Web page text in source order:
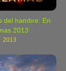
del hambre: En
2013
2013